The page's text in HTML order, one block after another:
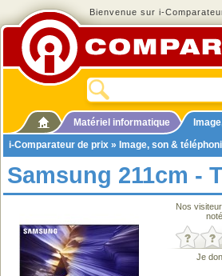
Bienvenue sur i-
Matériel informatique
i-Comparateur de prix » Image, son &
Samsung 211cm -
Nos
Je